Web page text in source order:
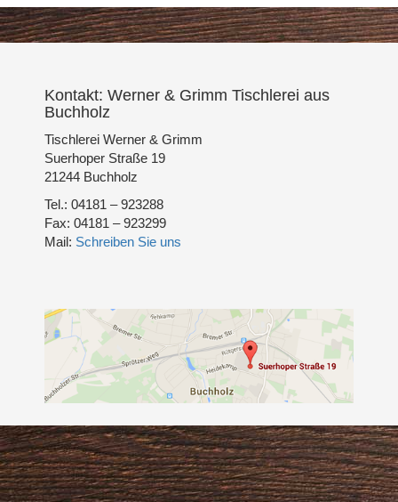
Kontakt: Werner & Grimm Tischlerei aus
Buchholz
Tischlerei Werner & Grimm
Suerhoper Straße 19
21244 Buchholz
Tel.: 04181 – 923288
Fax: 04181 – 923299
Mail: Schreiben Sie uns